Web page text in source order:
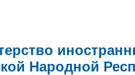
Народной